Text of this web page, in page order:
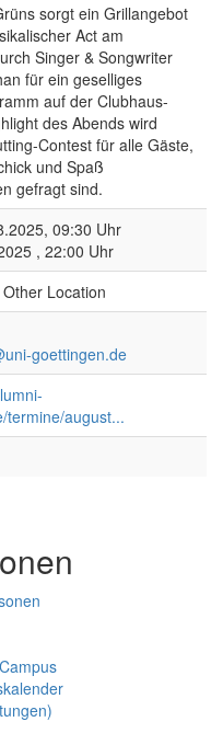
sorgt ein Grillangebot
Act am
Singer & Songwriter
für ein geselliges
auf der Clubhaus-
des Abends wird
Contest für alle Gäste,
und Spaß
gefragt sind.
09:30 Uhr
, 22:00 Uhr
Location
goettingen.de
termine/august...